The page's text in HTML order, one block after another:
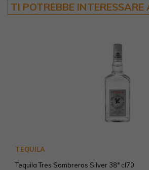
TI POTREBBE INTERESSARE
TEQUILA
Tequila Tres Sombreros Silver 38° cl70